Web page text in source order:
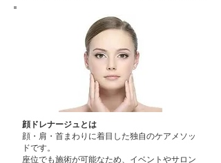
顔ドレナージュとは
​顔・肩・首まわりに着目した独自のケアメソッ
ドです。
座位でも施術が可能なため、イベントやサロン